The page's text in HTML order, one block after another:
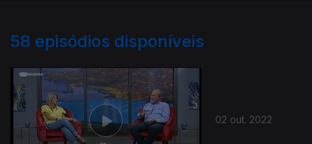
58 episódios disponíveis
02 out. 2022